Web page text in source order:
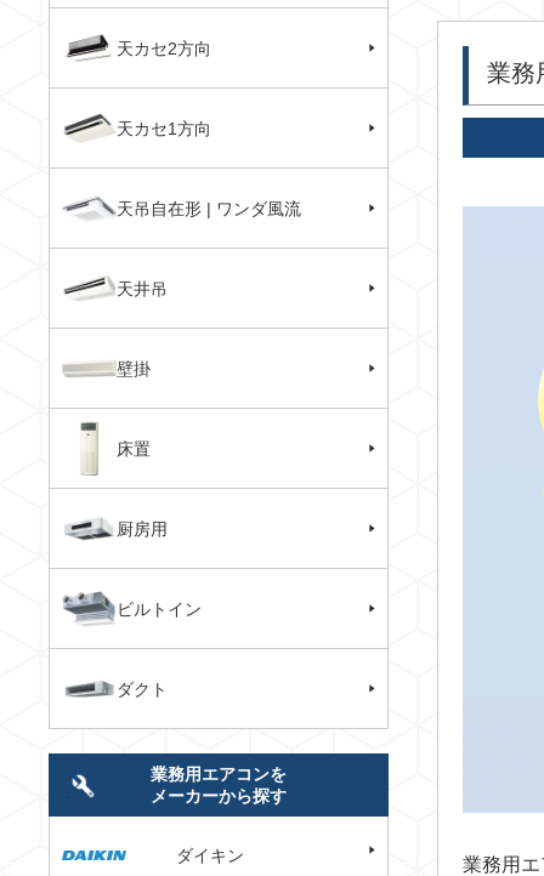
業務
業務用
天カセ2方向
天カセ1方向
天吊自在形 | ワンダ風流
天井吊
壁掛
床置
厨房用
ビルトイン
ダクト
業務用エアコンを
メーカーから探す
ダイキン